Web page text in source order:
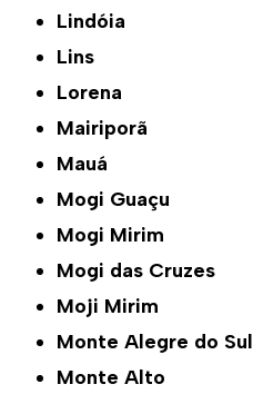
Lindóia
Lins
Lorena
Mairiporã
Mauá
Mogi Guaçu
Mogi Mirim
Mogi das Cruzes
Moji Mirim
Monte Alegre do Sul
Monte Alto